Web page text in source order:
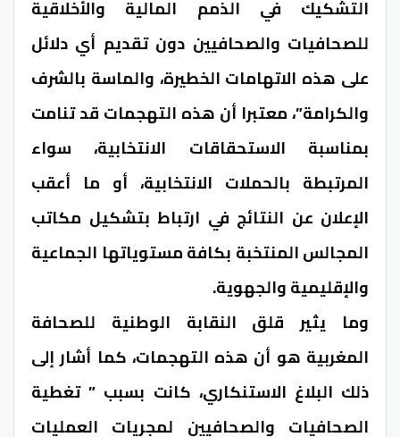
التشكيك في الذمم المالية والأخلاقية
للصحافيات والصحافيين دون تقديم أي دلائل
على هذه الاتهامات الخطيرة، والماسة بالشرف
والكرامة”، معتبرا أن هذه التهجمات قد تنامت
بمناسبة الاستحقاقات الانتخابية، سواء
المرتبطة بالحملات الانتخابية، أو ما أعقب
الإعلان عن النتائج في ارتباط بتشكيل مكاتب
المجالس المنتخبة بكافة مستوياتها الجماعية
والإقليمية والجهوية.
وما يثير قلق النقابة الوطنية للصحافة
المغربية هو أن هذه التهجمات، كما أشار إلى
ذلك البلاغ الاستنكاري، كانت بسبب ” تغطية
الصحافيات والصحافيين لمجريات العمليات